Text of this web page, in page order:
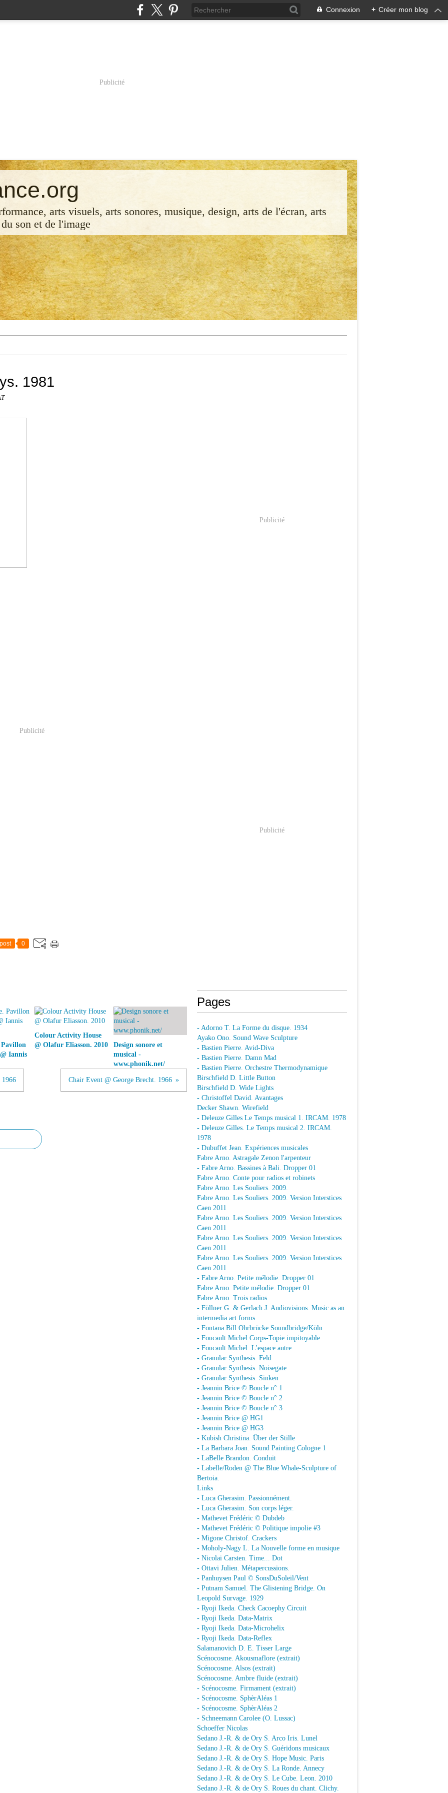
Connexion + Créer mon blog
Publicité
arts visuels, arts sonores, musique, design, arts de l'écran, arts
son et de l'image
1981
Publicité
0
Pavillon
Iannis
Colour Activity House
@ Olafur Eliasson. 2010
Design sonore et
musical -
www.phonik.net/
1966 Chair Event @ George Brecht. 1966
Publicité
Publicité
Pages
- Adorno T. La Forme du disque. 1934
Ayako Ono. Sound Wave Sculpture
- Bastien Pierre. Avid-Diva
- Bastien Pierre. Damn Mad
- Bastien Pierre. Orchestre Thermodynamique
Birschfield D. Little Button
Birschfield D. Wide Lights
- Christoffel David. Avantages
Decker Shawn. Wirefield
- Deleuze Gilles Le Temps musical 1. IRCAM. 1978
- Deleuze Gilles. Le Temps musical 2. IRCAM.
1978
- Dubuffet Jean. Expériences musicales
Fabre Arno. Astragale Zenon l'arpenteur
- Fabre Arno. Bassines à Bali. Dropper 01
Fabre Arno. Conte pour radios et robinets
Fabre Arno. Les Souliers. 2009.
Fabre Arno. Les Souliers. 2009. Version Interstices
Caen 2011
Fabre Arno. Les Souliers. 2009. Version Interstices
Caen 2011
Fabre Arno. Les Souliers. 2009. Version Interstices
Caen 2011
Fabre Arno. Les Souliers. 2009. Version Interstices
Caen 2011
- Fabre Arno. Petite mélodie. Dropper 01
Fabre Arno. Petite mélodie. Dropper 01
Fabre Arno. Trois radios.
- Föllner G. & Gerlach J. Audiovisions. Music as an
intermedia art forms
- Fontana Bill Ohrbrücke Soundbridge/Köln
- Foucault Michel Corps-Topie impitoyable
- Foucault Michel. L'espace autre
- Granular Synthesis. Feld
- Granular Synthesis. Noisegate
- Granular Synthesis. Sinken
- Jeannin Brice © Boucle n° 1
- Jeannin Brice © Boucle n° 2
- Jeannin Brice © Boucle n° 3
- Jeannin Brice @ HG1
- Jeannin Brice @ HG3
- Kubish Christina. Über der Stille
- La Barbara Joan. Sound Painting Cologne 1
- LaBelle Brandon. Conduit
- Labelle/Roden @ The Blue Whale-Sculpture of
Bertoia.
Links
- Luca Gherasim. Passionnément.
- Luca Gherasim. Son corps léger.
- Mathevet Frédéric © Dubdeb
- Mathevet Frédéric © Politique impolie #3
- Migone Christof. Crackers
- Moholy-Nagy L. La Nouvelle forme en musique
- Nicolai Carsten. Time... Dot
- Ottavi Julien. Métapercussions.
- Panhuysen Paul © SonsDuSoleil/Vent
- Putnam Samuel. The Glistening Bridge. On
Leopold Survage. 1929
- Ryoji Ikeda. Check Cacoephy Circuit
- Ryoji Ikeda. Data-Matrix
- Ryoji Ikeda. Data-Microhelix
- Ryoji Ikeda. Data-Reflex
Salamanovich D. E. Tisser Large
Scénocosme. Akousmaflore (extrait)
Scénocosme. Alsos (extrait)
Scénocosme. Ambre fluide (extrait)
- Scénocosme. Firmament (extrait)
- Scénocosme. SphèrAléas 1
- Scénocosme. SphèrAléas 2
- Schneemann Carolee (O. Lussac)
Schoeffer Nicolas
Sedano J.-R. & de Ory S. Arco Iris. Lunel
Sedano J.-R. & de Ory S. Guéridons musicaux
Sedano J.-R. & de Ory S. Hope Music. Paris
Sedano J.-R. & de Ory S. La Ronde. Annecy
Sedano J.-R. & de Ory S. Le Cube. Leon. 2010
Sedano J.-R. & de Ory S. Roues du chant. Clichy.